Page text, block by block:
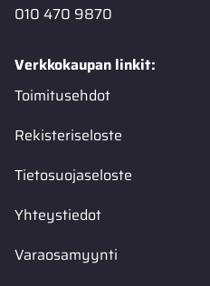
010 470 9870
Verkkokaupan linkit:
Toimitusehdot
Rekisteriseloste
Tietosuojaseloste
Yhteystiedot
Varaosamyynti